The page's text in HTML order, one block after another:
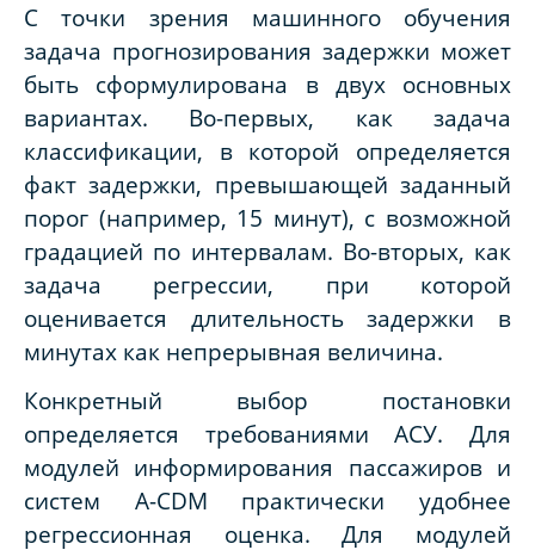
С точки зрения машинного обучения
задача прогнозирования задержки может
быть сформулирована в двух основных
вариантах. Во-первых, как задача
классификации, в которой определяется
факт задержки, превышающей заданный
порог (например, 15 минут), с возможной
градацией по интервалам. Во-вторых, как
задача регрессии, при которой
оценивается длительность задержки в
минутах как непрерывная величина.
Конкретный выбор постановки
определяется требованиями АСУ. Для
модулей информирования пассажиров и
систем A-CDM практически удобнее
регрессионная оценка. Для модулей